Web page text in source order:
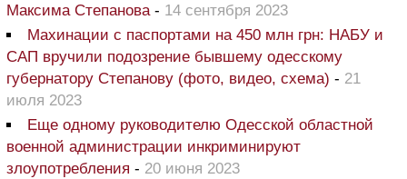
Максима Степанова- 14 сентября 2023
Махинации с паспортами на 450 млн грн: НАБУ и
САП вручили подозрение бывшему одесскому
губернатору Степанову (фото, видео, схема) - 21
июля 2023
Еще одному руководителю Одесской областной
военной администрации инкриминируют
злоупотребления - 20 июня 2023